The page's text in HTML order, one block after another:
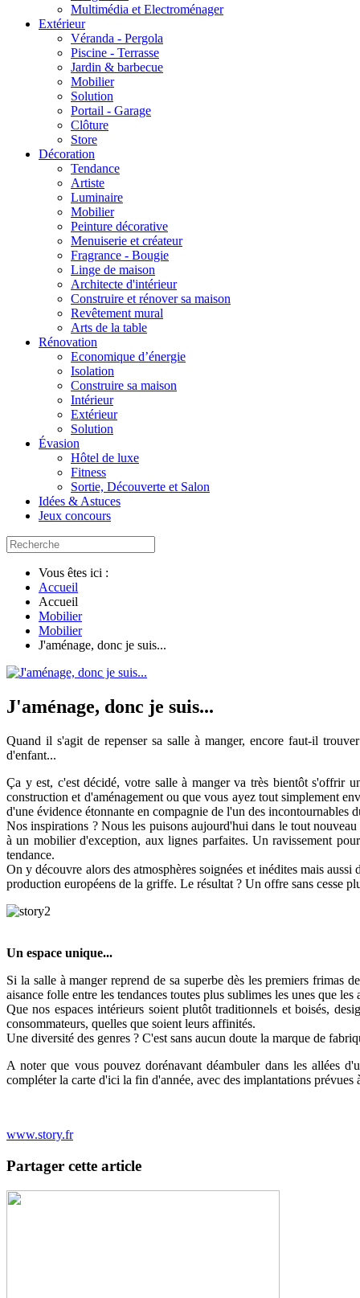
Multimédia et Electroménager
Extérieur
Véranda - Pergola
Piscine - Terrasse
Jardin & barbecue
Mobilier
Solution
Portail - Garage
Clôture
Store
Décoration
Tendance
Artiste
Luminaire
Mobilier
Peinture décorative
Menuiserie et créateur
Fragrance - Bougie
Linge de maison
Architecte d'intérieur
Construire et rénover sa maison
Revêtement mural
Arts de la table
Rénovation
Economique d’énergie
Isolation
Construire sa maison
Intérieur
Extérieur
Solution
Évasion
Hôtel de luxe
Fitness
Sortie, Découverte et Salon
Idées & Astuces
Jeux concours
Vous êtes ici :
Accueil
Accueil
Mobilier
Mobilier
J'aménage, donc je suis...
J'aménage, donc je suis...
Quand il s'agit de repenser sa salle à manger, encore faut-il
d'enfant...
Ça y est, c'est décidé, votre salle à manger va très bientôt s'offrir
construction et d'aménagement ou que vous ayez tout simplement
d'une évidence étonnante en compagnie de l'un des incontournables
Nos inspirations ? Nous les puisons aujourd'hui dans le tout
à un mobilier d'exception, aux lignes parfaites. Un ravissement
tendance.
On y découvre alors des atmosphères soignées et inédites mais
production européens de la griffe. Le résultat ? Un offre sans cesse
Un espace unique...
Si la salle à manger reprend de sa superbe dès les premiers frimas
aisance folle entre les tendances toutes plus sublimes les unes que
Que nos espaces intérieurs soient plutôt traditionnels et boisés,
consommateurs, quelles que soient leurs affinités.
Une diversité des genres ? C'est sans aucun doute la marque de
A noter que vous pouvez dorénavant déambuler dans les allées
compléter la carte d'ici la fin d'année, avec des implantations
www.story.fr
Partager cette article